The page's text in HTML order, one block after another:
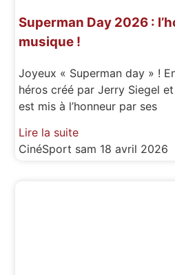
Superman Day 2026 :
musique !
Joyeux « Superman day » !
héros créé par Jerry Siegel
est mis à l’honneur par ses
Lire la suite
CinéSport sam 18 avril 2026